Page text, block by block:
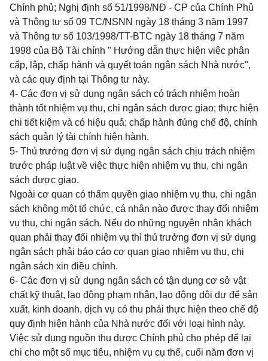
Chính phủ; Nghị định số 51/1998/NĐ - CP của Chính Phủ
và Thông tư số 09 TC/NSNN ngày 18 tháng 3 năm 1997
và Thông tư số 103/1998/TT-BTC ngày 18 tháng 7 năm
1998 của Bộ Tài chính " Hướng dẫn thực hiện việc phân
cấp, lập, chấp hành và quyết toán ngân sách Nhà nước",
và các quy định tại Thông tư này.
4- Các đơn vị sử dụng ngân sách có trách nhiệm hoàn
thành tốt nhiệm vụ thu, chi ngân sách được giao; thực hiện
chi tiết kiệm và có hiệu quả; chấp hành đúng chế độ, chính
sách quản lý tài chính hiện hành.
5- Thủ trưởng đơn vị sử dụng ngân sách chịu trách nhiệm
trước pháp luật về việc thực hiện nhiệm vụ thu, chi ngân
sách được giao.
Ngoài cơ quan có thẩm quyền giao nhiệm vụ thu, chi ngân
sách không một tổ chức, cá nhân nào được thay đổi nhiệm
vụ thu, chi ngân sách. Nếu do những nguyên nhân khách
quan phải thay đổi nhiệm vụ thì thủ trưởng đơn vị sử dụng
ngân sách phải báo cáo cơ quan giao nhiệm vụ thu, chi
ngân sách xin điều chỉnh.
6- Các đơn vị sử dụng ngân sách có tận dụng cơ sở vật
chất kỹ thuật, lao động phạm nhân, lao động dôi dư để sản
xuất, kinh doanh, dịch vụ có thu phải thực hiện theo chế độ
quy định hiện hành của Nhà nước đối với loại hình này.
Việc sử dụng nguồn thu được Chính phủ cho phép để lại
chi cho một số mục tiêu, nhiệm vụ cụ thể, cuối năm đơn vị